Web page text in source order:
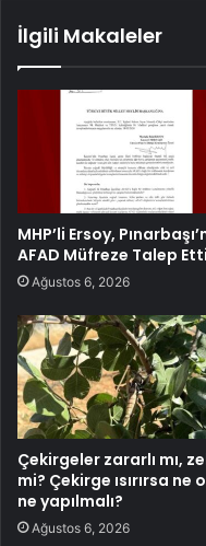
İlgili Makaleler
MHP’li Ersoy,
AFAD Müfreze Talep Etti
Ağustos 6, 2026
Çekirgeler zararlı mı,
mi? Çekirge ısırırsa ne
ne yapılmalı?
Ağustos 6, 2026